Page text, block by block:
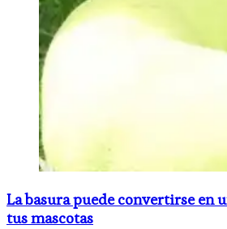
La basura puede convertirse en
tus mascotas